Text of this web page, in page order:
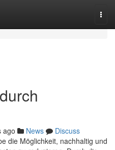
ago News
Discuss
die Möglichkeit, nachhaltig und